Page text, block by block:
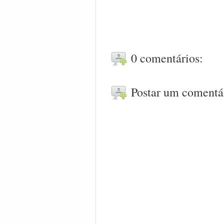
0 comentários:
Postar um